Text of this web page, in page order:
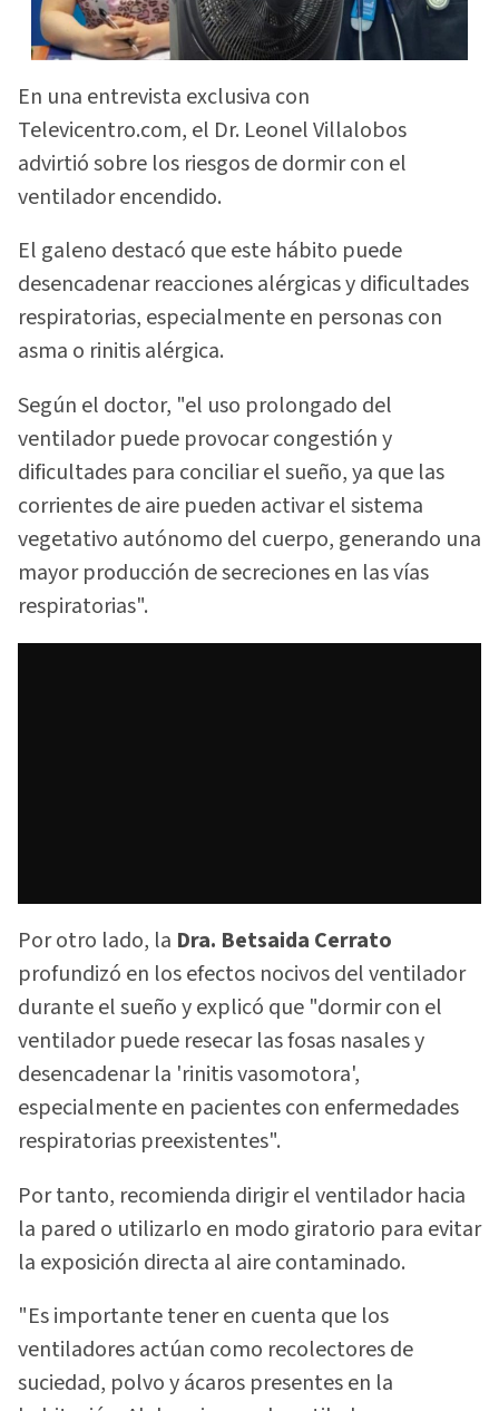
En una entrevista exclusiva con
Televicentro.com, el Dr. Leonel Villalobos
advirtió sobre los riesgos de dormir con el
ventilador encendido.
El galeno destacó que este hábito puede
desencadenar reacciones alérgicas y dificultades
respiratorias, especialmente en personas con
asma o rinitis alérgica.
Según el doctor, "el uso prolongado del
ventilador puede provocar congestión y
dificultades para conciliar el sueño, ya que las
corrientes de aire pueden activar el sistema
vegetativo autónomo del cuerpo, generando una
mayor producción de secreciones en las vías
respiratorias".
Por otro lado, la Dra. Betsaida Cerrato
profundizó en los efectos nocivos del ventilador
durante el sueño y explicó que "dormir con el
ventilador puede resecar las fosas nasales y
desencadenar la 'rinitis vasomotora',
especialmente en pacientes con enfermedades
respiratorias preexistentes".
Por tanto, recomienda dirigir el ventilador hacia
la pared o utilizarlo en modo giratorio para evitar
la exposición directa al aire contaminado.
"Es importante tener en cuenta que los
ventiladores actúan como recolectores de
suciedad, polvo y ácaros presentes en la